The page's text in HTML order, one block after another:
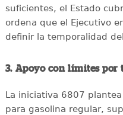
suficientes, el Estado
ordena que el Ejecutivo
definir la temporalidad
3. Apoyo con límites por
La iniciativa 6807
para gasolina regular,